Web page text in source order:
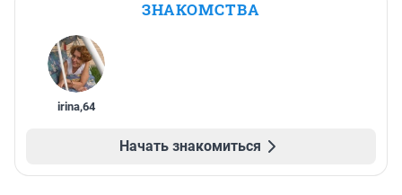
ЗНАКОМСТВА
irina,64
Начать знакомиться